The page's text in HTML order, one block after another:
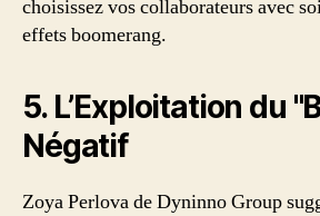
choisissez vos collaborateurs avec
effets boomerang.
5. L’Exploitation du
Négatif
Zoya Perlova de Dyninno Group